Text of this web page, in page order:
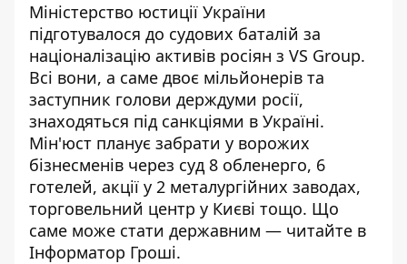
Міністерство юстиції України
підготувалося до судових баталій за
націоналізацію активів росіян з VS Group.
Всі вони, а саме двоє мільйонерів та
заступник голови держдуми росії,
знаходяться під санкціями в Україні.
Мін'юст планує забрати у ворожих
бізнесменів через суд 8 обленерго, 6
готелей, акції у 2 металургійних заводах,
торговельний центр у Києві тощо. Що
саме може стати державним — читайте в
Інформатор Гроші.